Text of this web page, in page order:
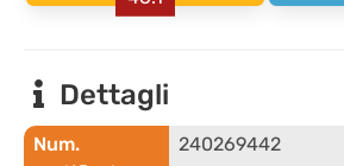
Dettagli
Num.
240269442